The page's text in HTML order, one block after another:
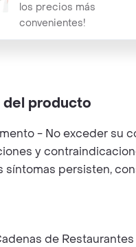
los precios más
convenientes!
5
producto
- No exceder su
y
síntomas persisten,
de Restaurantes